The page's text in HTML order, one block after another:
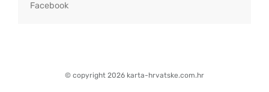
Facebook
© copyright 2026 karta-hrvatske.com.hr